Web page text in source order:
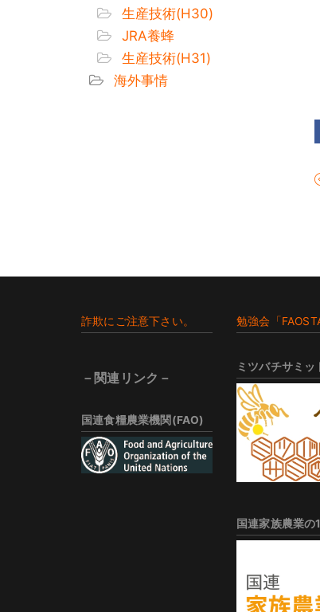
生産技術(H30)
JRA養蜂
生産技術(H31)
海外事情
詐欺にご注意下さい。
－関連リンク－
国連食糧農業機関(FAO)
勉強会「
ミツバチサミッ
国連家族農業の